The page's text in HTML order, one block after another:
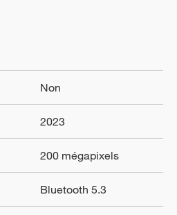
Non
2023
200 mégapixels
Bluetooth 5.3